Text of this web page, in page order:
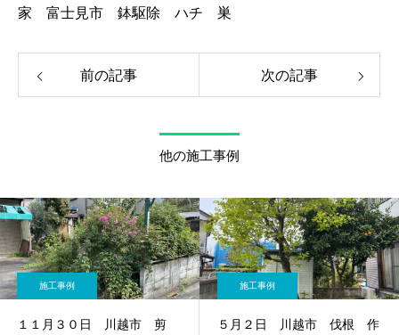
家 富士見市 鉢駆除 ハチ 巣
前の記事 次の記事
他の施工事例
施工事例
１１月３０日 川越市 剪
施工事例
５月２日 川越市 伐根 作